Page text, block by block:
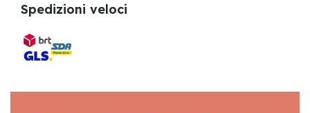
Spedizioni veloci